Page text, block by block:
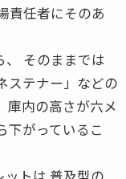
任者にそのあ
、 そのままでは
ステナー」などの
庫内の高さが六メ
下がっているこ